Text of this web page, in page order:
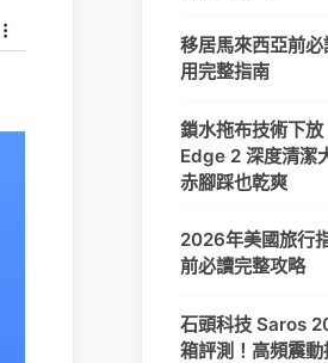
移居馬來西亞前
用完整指南
鎖水拖布技術下
Edge 2 深度清潔
赤腳踩也乾爽
2026年美國旅行
前必讀完整攻略
石頭科技 Saros
箱評測！高頻震